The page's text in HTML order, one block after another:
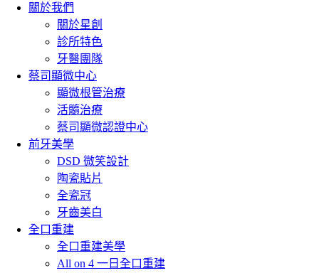
關於我們
關於星創
診所特色
牙醫團隊
蔡司顯微中心
顯微根管治療
活髓治療
蔡司顯微認證中心
前牙美學
DSD 微笑設計
陶瓷貼片
全瓷冠
牙齒美白
全口重建
全口重建美學
All on 4 一日全口重建